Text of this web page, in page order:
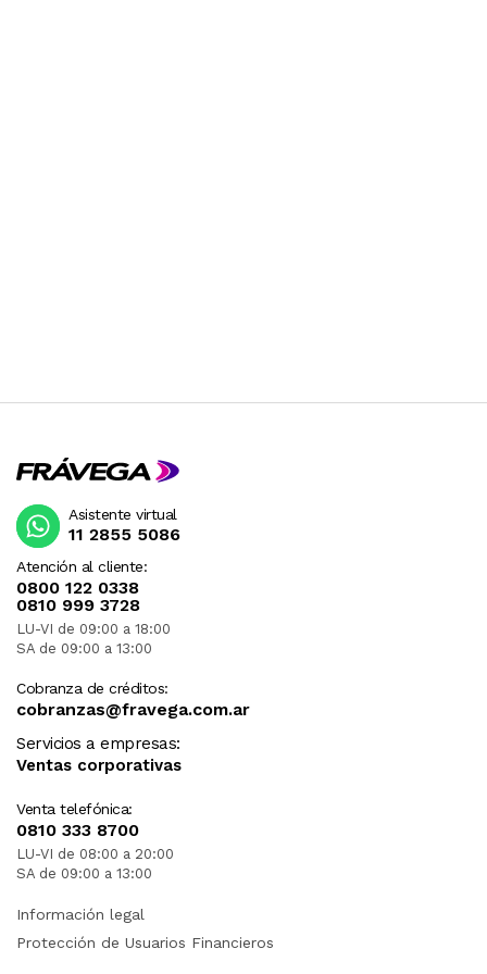
Atención al cliente:
0800 122 0338
0810 999 3728
LU-VI de 09:00 a 18:00
SA de 09:00 a 13:00
Cobranza de créditos:
cobranzas@fravega.com.ar
Servicios a empresas:
Ventas corporativas
Venta telefónica:
0810 333 8700
LU-VI de 08:00 a 20:00
SA de 09:00 a 13:00
Asistente virtual
11 2855 5086
Información legal
Protección de Usuarios Financieros